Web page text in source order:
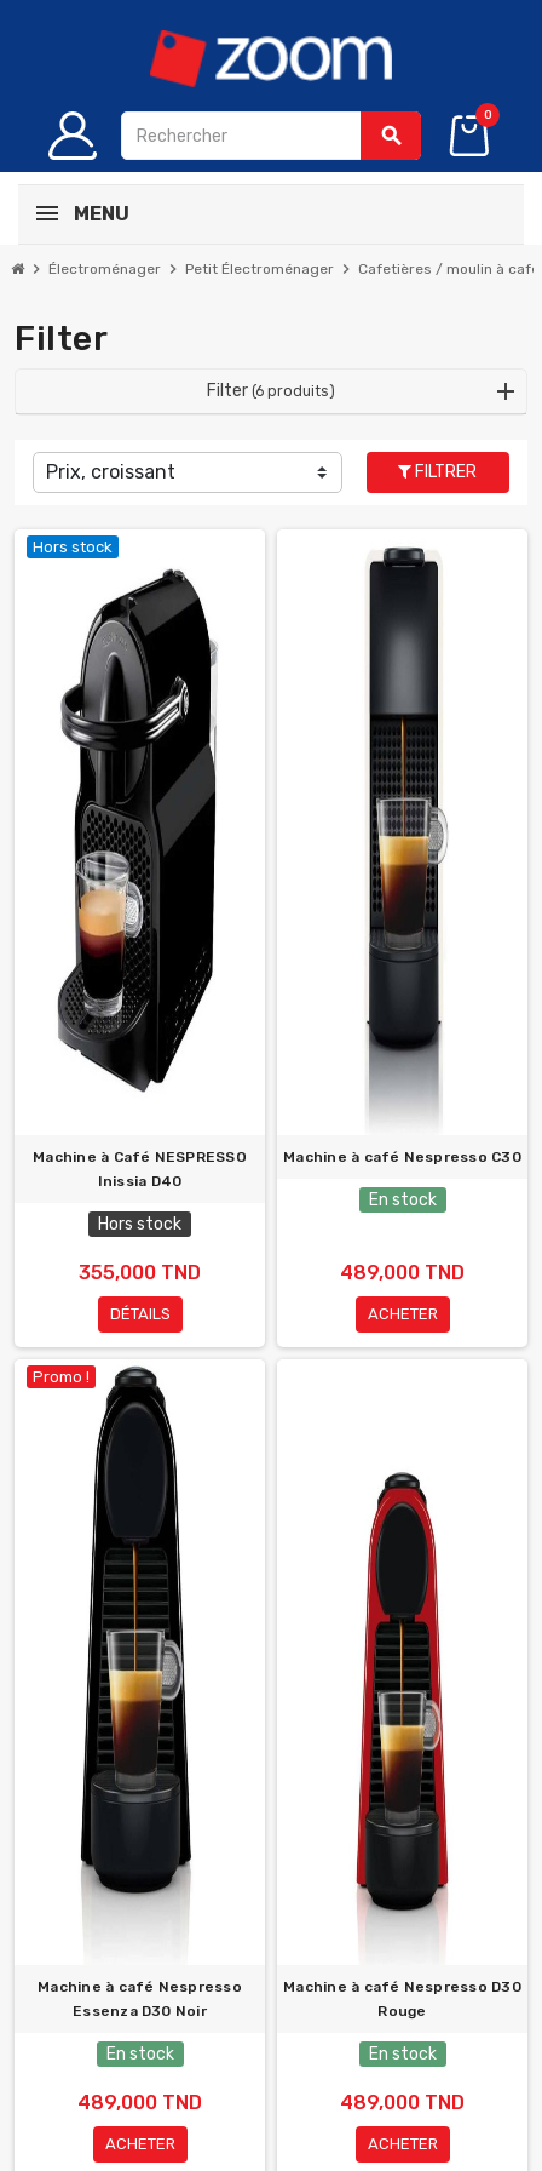
search
0
MENU
chevron_right Électroménager chevron_right Petit Électroménager chevron_right Cafetières / moulin à café
Filter
Filter (6 produits)
Prix, croissant FILTRER
Hors stock
Machine à Café NESPRESSO
Inissia D40
Hors stock
355,000 TND
DÉTAILS
Machine à café Nespresso C30
En stock
489,000 TND
ACHETER
Promo !
Machine à café Nespresso
Essenza D30 Noir
En stock
489,000 TND
ACHETER
Machine à café Nespresso D30
Rouge
En stock
489,000 TND
ACHETER